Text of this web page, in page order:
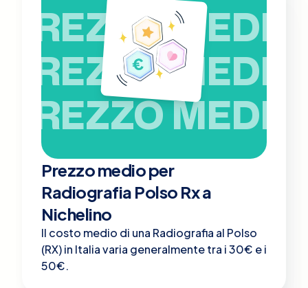
PREZZO MEDIO
PREZZO MEDIO
PREZZO MEDIO
Prezzo medio per
Radiografia Polso Rx a
Nichelino
Il costo medio di una Radiografia al Polso
(RX) in Italia varia generalmente tra i 30€ e i
50€.